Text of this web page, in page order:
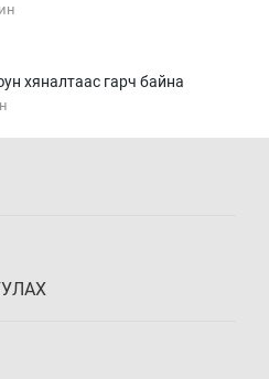
хяналтаас гарч байна